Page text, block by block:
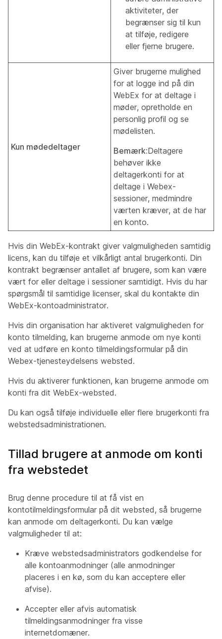
aktiviteter, der
begrænser sig til kun
at tilføje, redigere
eller fjerne brugere.
Kun mødedeltager
Giver brugerne mulighed
for at logge ind på din
WebEx for at deltage i
møder, opretholde en
personlig profil og se
mødelisten.
Bemærk:Deltagere
behøver ikke
deltagerkonti for at
deltage i Webex-
sessioner, medmindre
værten kræver, at de har
en konto.
Hvis din WebEx-kontrakt giver valgmuligheden samtidig
licens, kan du tilføje et vilkårligt antal brugerkonti. Din
kontrakt begrænser antallet af brugere, som kan være
vært for eller deltage i sessioner samtidigt. Hvis du har
spørgsmål til samtidige licenser, skal du kontakte din
WebEx-kontoadministrator.
Hvis din organisation har aktiveret valgmuligheden for
konto tilmelding, kan brugerne anmode om nye konti
ved at udføre en konto tilmeldingsformular på din
Webex-tjenesteydelsens websted.
Hvis du aktiverer funktionen, kan brugerne anmode om
konti fra dit WebEx-websted.
Du kan også tilføje individuelle eller flere brugerkonti fra
webstedsadministrationen.
Tillad brugere at anmode om konti
fra webstedet
Brug denne procedure til at få vist en
kontotilmeldingsformular på dit websted, så brugerne
kan anmode om deltagerkonti. Du kan vælge
valgmuligheder til at:
Kræve webstedsadministrators godkendelse for
alle kontoanmodninger (alle anmodninger
placeres i en kø, som du kan acceptere eller
afvise).
Accepter eller afvis automatisk
tilmeldingsanmodninger fra visse
internetdomæner.